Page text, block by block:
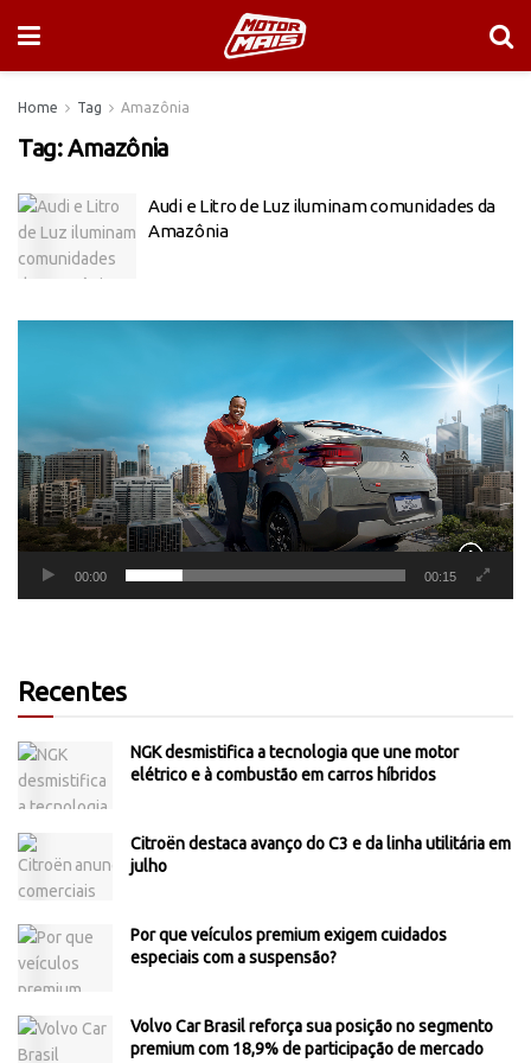
Home Tag Amazônia
Tag:Amazônia
Audi e Litro de Luz iluminam comunidades da
Amazônia
00:00 00:15
Recentes
NGK desmistifica a tecnologia que une motor
elétrico e à combustão em carros híbridos
Citroën destaca avanço do C3 e da linha utilitária em
julho
Por que veículos premium exigem cuidados
especiais com a suspensão?
Volvo Car Brasil reforça sua posição no segmento
premium com 18,9% de participação de mercado